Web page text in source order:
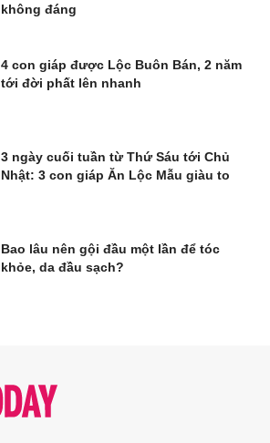
không đáng
4 con giáp được Lộc Buôn Bán, 2 năm
tới đời phất lên nhanh
3 ngày cuối tuần từ Thứ Sáu tới Chủ
Nhật: 3 con giáp Ăn Lộc Mẫu giàu to
Bao lâu nên gội đầu một lần để tóc
khỏe, da đầu sạch?